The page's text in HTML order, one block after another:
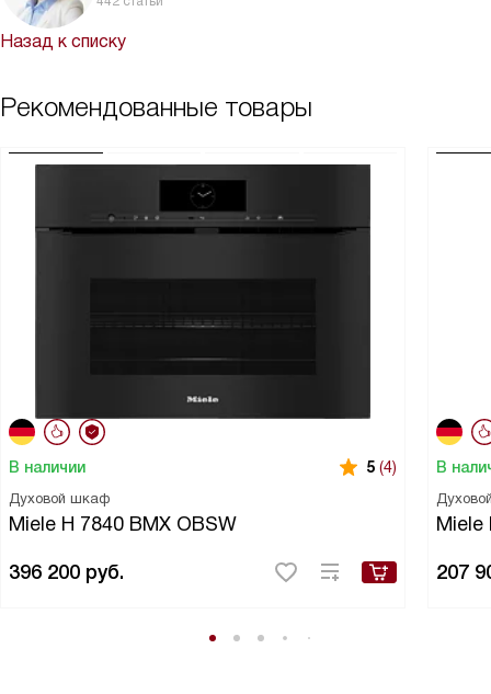
Назад к списку
Рекомендованные товары
В наличии 5 (4)
Духовой шкаф
Miele H 7840 BMX OBSW
396 200 руб.
В
Miele
207